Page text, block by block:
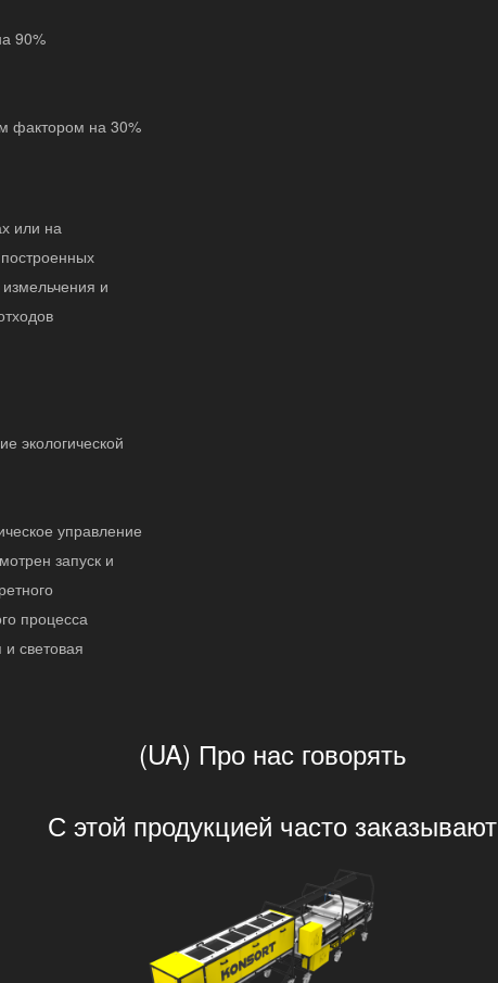
90%
фактором на 30%
или на
и
экологической
управление
запуск и
процесса
и световая
(UA) Про нас говорять
С этой продукцией часто заказывают